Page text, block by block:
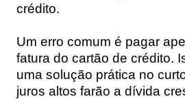
crédito.
Um erro comum é pagar
fatura do cartão de crédito.
uma solução prática no
juros altos farão a dívida